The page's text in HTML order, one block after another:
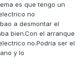
es que tengo un
no
a desmontar el
bien.Con el arranque
no.Podria ser el
y lo